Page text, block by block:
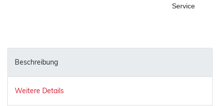
Service
Beschreibung
Weitere Details